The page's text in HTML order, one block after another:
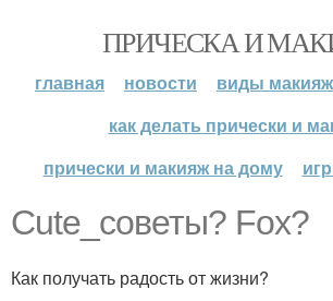
ПРИЧЕСКА И
главная новости
виды
как делать прически и
прически и макияж на дому
Cute_советы? Fox?
Как получать радость от жизни?